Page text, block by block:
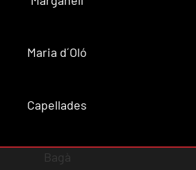
Maria d´Oló
Capellades
Bagà